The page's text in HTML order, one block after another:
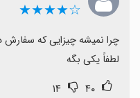
☆★★★★
لطفاً یکی بگه
۴۰ ۱۴